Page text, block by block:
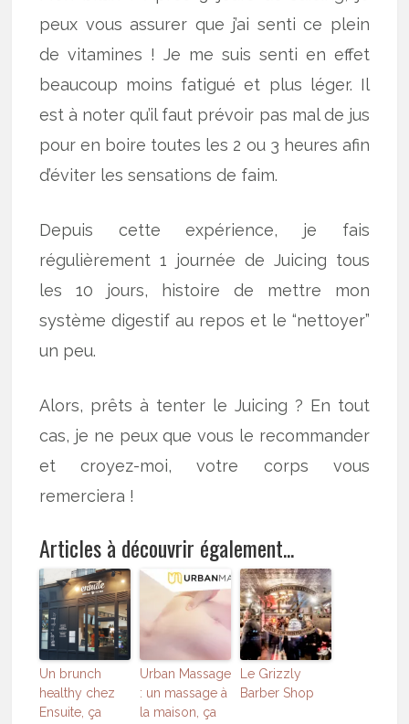
peux vous assurer que j’ai senti ce plein
de vitamines ! Je me suis senti en effet
beaucoup moins fatigué et plus léger. Il
est à noter qu’il faut prévoir pas mal de jus
pour en boire toutes les 2 ou 3 heures afin
d’éviter les sensations de faim.
Depuis cette expérience, je fais
régulièrement 1 journée de Juicing tous
les 10 jours, histoire de mettre mon
système digestif au repos et le “nettoyer”
un peu.
Alors, prêts à tenter le Juicing ? En tout
cas, je ne peux que vous le recommander
et croyez-moi, votre corps vous
remerciera !
Articles à découvrir également...
Un brunch
healthy chez
Ensuite, ça
Urban Massage
: un massage à
la maison, ça
Le Grizzly
Barber Shop